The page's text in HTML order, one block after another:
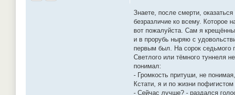
Отправить личное сообщение
Сайт
Знаете, после смерти,
безразличие ко всему. Которое
вот пожалуйста. Сам я
и в прорубь ныряю с
первым был. На сорок седьмого
Светлого или тёмного туннеля
понимал:
- Громкость притуши, не
Кстати, я и по жизни
- Сейчас лучше? - раздался